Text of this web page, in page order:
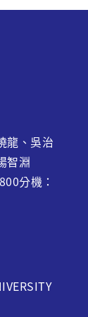
龍 、吳治
智淵
分機：